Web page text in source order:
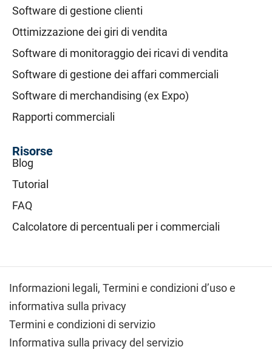
Software di gestione clienti
Ottimizzazione dei giri di vendita
Software di monitoraggio dei ricavi di vendita
Software di gestione dei affari commerciali
Software di merchandising (ex Expo)
Rapporti commerciali
Risorse
Blog
Tutorial
FAQ
Calcolatore di percentuali per i commerciali
Informazioni legali, Termini e condizioni d’uso e
informativa sulla privacy
Termini e condizioni di servizio
Informativa sulla privacy del servizio